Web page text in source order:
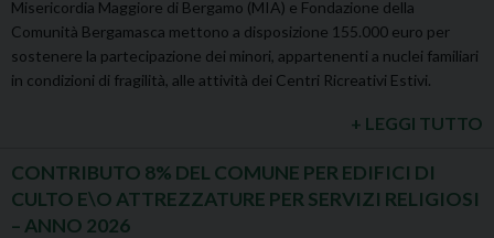
Misericordia Maggiore di Bergamo (MIA) e Fondazione della
Comunità Bergamasca mettono a disposizione 155.000 euro per
sostenere la partecipazione dei minori, appartenenti a nuclei familiari
in condizioni di fragilità, alle attività dei Centri Ricreativi Estivi.
+ LEGGI TUTTO
CONTRIBUTO 8% DEL COMUNE PER EDIFICI DI
CULTO E\O ATTREZZATURE PER SERVIZI RELIGIOSI
– ANNO 2026